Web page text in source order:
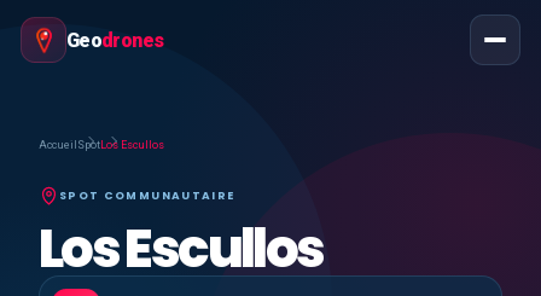
Geodrones
Accueil SpotLos Escullos
SPOT COMMUNAUTAIRE
Los Escullos